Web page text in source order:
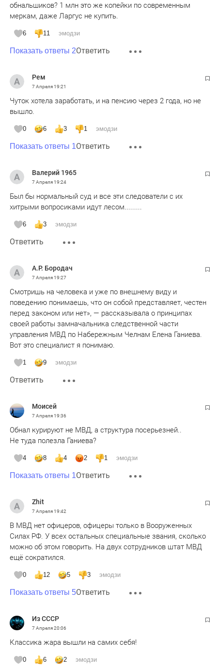
обнальшиков? 1 млн это же копейки по современным
меркам, даже Ларгус не купить.
6 11 эмодзи
Показать ответы 2Ответить
Рем
7 Апреля19:21
Чуток хотела заработать, и на пенсию через 2 года, но не
вышло.
0 6 3 1 эмодзи
Показать ответы 1Ответить
Валерий 1965
7 Апреля19:24
Был бы нормальный суд и все эти следователи с их
хитрыми вопросиками идут лесом.........
6 3 эмодзи
Ответить
А.Р. Бородач
7 Апреля19:27
Смотришь на человека и уже по внешнему виду и
поведению понимаешь, что он собой представляет, честен
перед законом или нет», — рассказывала о принципах
своей работы замначальника следственной части
управления МВД по Набережным Челнам Елена Ганиева.
Вот это специалист я понимаю.
1 9 эмодзи
Ответить
Moисeй
7 Апреля19:36
Обнал курируют не МВД, а структура посерьезней..
Не туда полезла Ганиева?
4 8 4 2 1 эмодзи
Показать ответы 1Ответить
Zhit
7 Апреля19:42
В МВД нет офицеров, офицеры только в Вооруженных
Силах РФ. У всех остальных специальные звания, сколько
можно об этом говорить. На двух сотрудников штат МВД
ещё сократился.
0 12 5 3 эмодзи
Показать ответы 5Ответить
Из СССР
7 Апреля20:06
Классика жара вышли на самих себя!
0 6 2 эмодзи